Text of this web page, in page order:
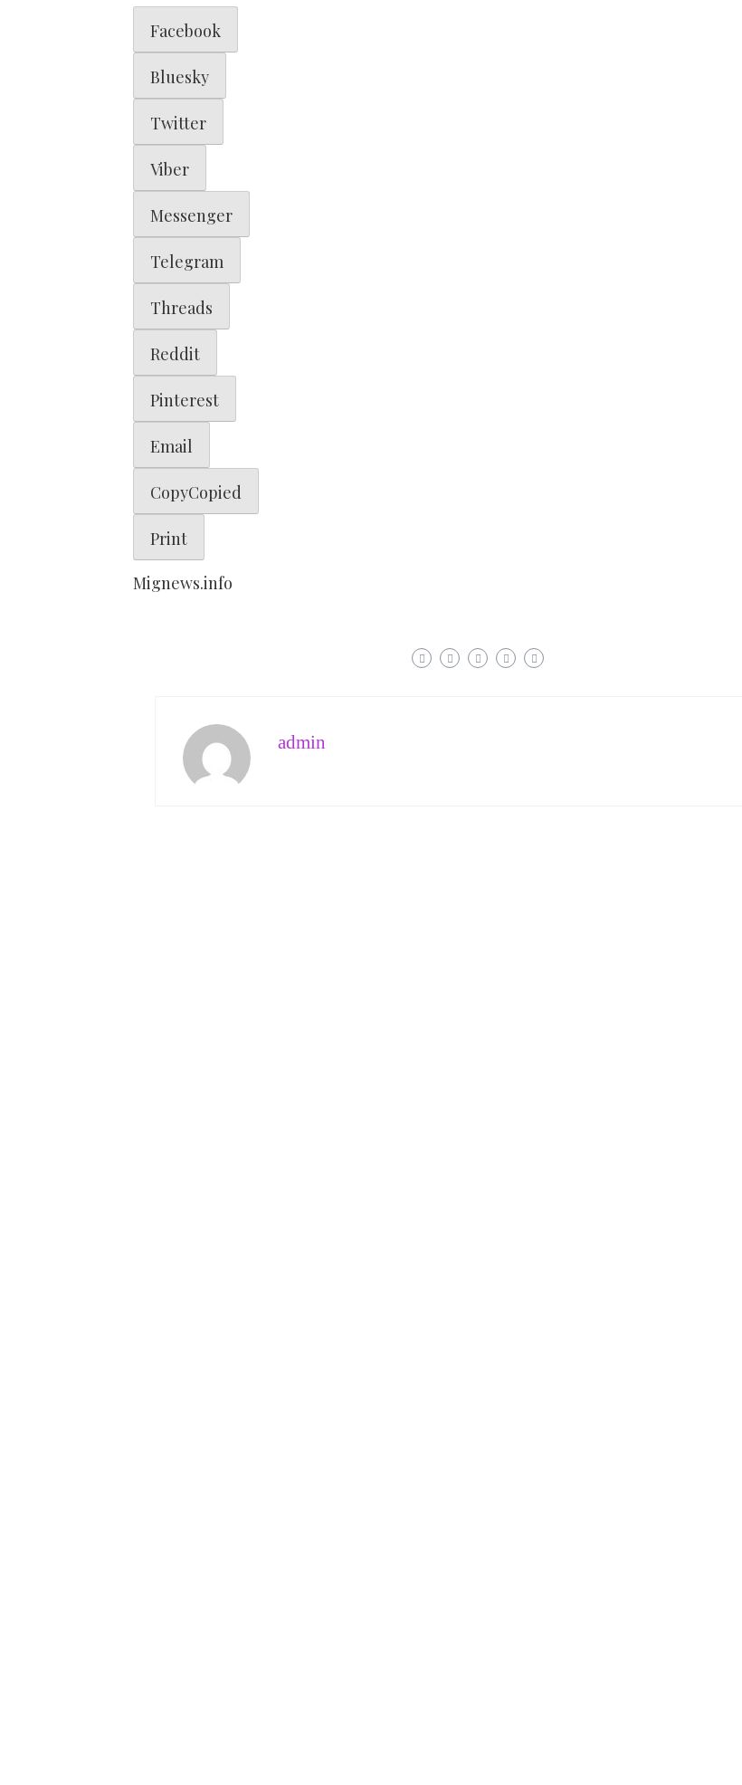
Facebook
Bluesky
Twitter
Viber
Messenger
Telegram
Threads
Reddit
Pinterest
Email
CopyCopied
Print
Mignews.info
admin